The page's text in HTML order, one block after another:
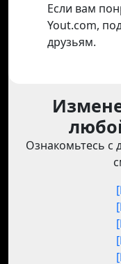
Если вам
Yout.com,
друзьям.
Ознакомьтесь с